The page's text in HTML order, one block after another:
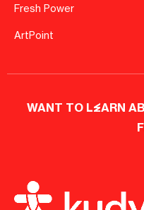
Fresh Power
ArtPoint
WANT TO LEARN